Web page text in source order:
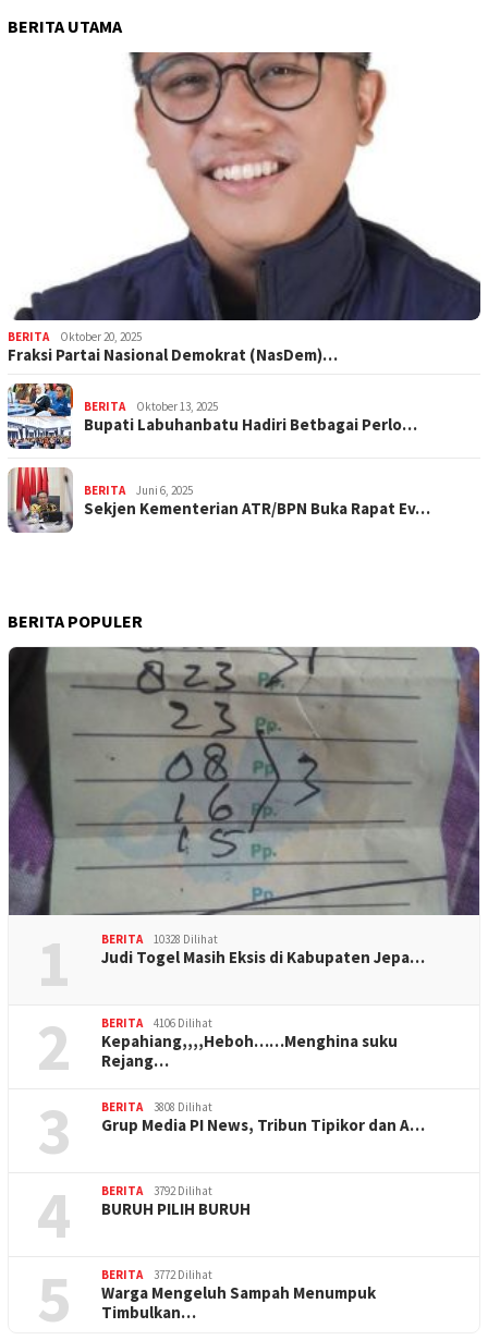
BERITA UTAMA
BERITA Oktober 20, 2025
Fraksi Partai Nasional Demokrat (NasDem)…
BERITA Oktober 13, 2025
Bupati Labuhanbatu Hadiri Betbagai Perlo…
BERITA Juni 6, 2025
Sekjen Kementerian ATR/BPN Buka Rapat Ev…
BERITA POPULER
1 BERITA 10328 Dilihat
Judi Togel Masih Eksis di Kabupaten Jepa…
2 BERITA 4106 Dilihat
Kepahiang,,,,Heboh……Menghina suku
Rejang…
3 BERITA 3808 Dilihat
Grup Media PI News, Tribun Tipikor dan A…
4 BERITA 3792 Dilihat
BURUH PILIH BURUH
5 BERITA 3772 Dilihat
Warga Mengeluh Sampah Menumpuk
Timbulkan…